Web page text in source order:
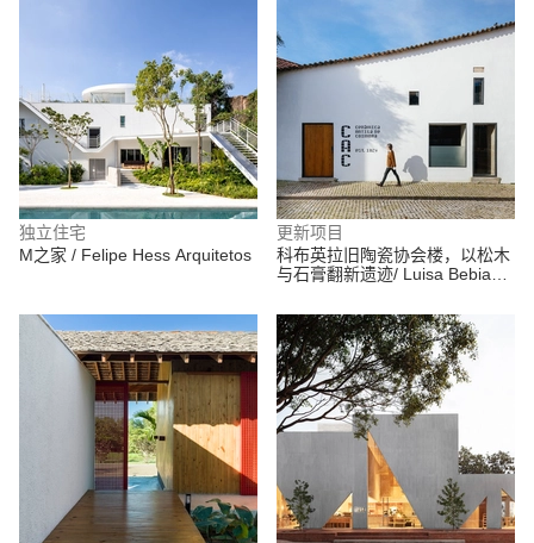
独立住宅
M之家 / Felipe Hess Arquitetos
更新项目
科布英拉旧陶瓷协会楼，以松木
与石膏翻新遗迹/ Luisa Bebiano